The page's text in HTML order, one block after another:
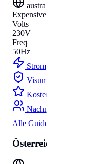
australia
Expensive
Volts
230V
Freq
50Hz
Strom
Visum
Kosten
Nachnamen
Alle Guides
Österreich